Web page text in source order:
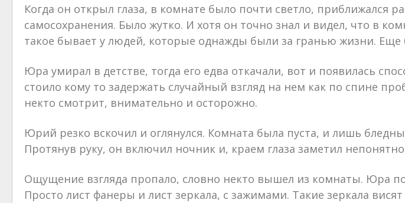
Когда он открыл глаза, в комнате было почти светло, приближался
самосохранения. Было жутко. И хотя он точно знал и видел, что в
такое бывает у людей, которые однажды были за гранью жизни. Еще
Юра умирал в детстве, тогда его едва откачали, вот и появилась
стоило кому то задержать случайный взгляд на нем как по спине
некто смотрит, внимательно и осторожно.
Юрий резко вскочил и оглянулся. Комната была пуста, и лишь
Протянув руку, он включил ночник и, краем глаза заметил
Ощущение взгляда пропало, словно некто вышел из комнаты. Юра
Просто лист фанеры и лист зеркала, с зажимами. Такие зеркала